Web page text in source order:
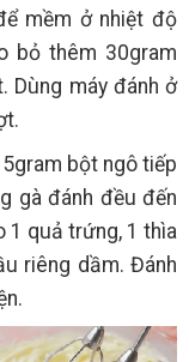
mềm ở nhiệt độ
bỏ thêm 30gram
Dùng máy đánh ở
5gram bột ngô tiếp
gà đánh đều đến
1 quả trứng, 1 thìa
riêng dầm. Đánh